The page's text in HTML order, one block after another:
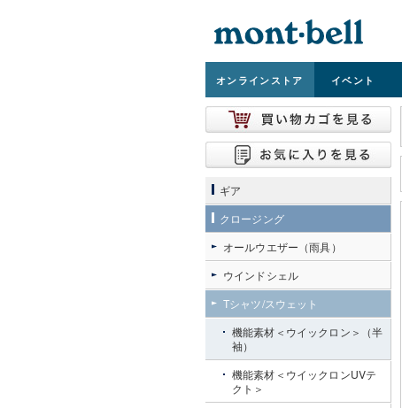
オンラインストア イベント
ギア
クロージング
オールウエザー（雨具）
ウインドシェル
Tシャツ/スウェット
機能素材＜ウイックロン＞（半
袖）
機能素材＜ウイックロンUVテ
クト＞